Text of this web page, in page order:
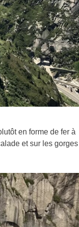
en forme de fer à
et sur les gorges